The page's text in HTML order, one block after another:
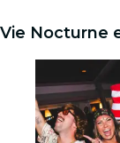
Vie Nocturne